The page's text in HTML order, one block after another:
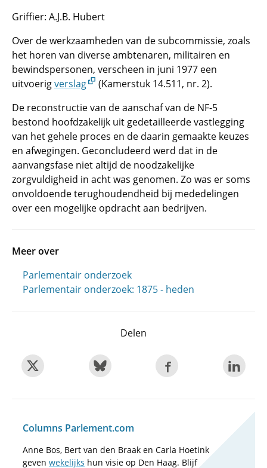
Griffier: A.J.B. Hubert
Over de werkzaamheden van de subcommissie, zoals
het horen van diverse ambtenaren, militairen en
bewindspersonen, verscheen in juni 1977 een
uitvoerigverslag
(Kamerstuk 14.511, nr. 2).
De reconstructie van de aanschaf van de NF-5
bestond hoofdzakelijk uit gedetailleerde vastlegging
van het gehele proces en de daarin gemaakte keuzes
en afwegingen. Geconcludeerd werd dat in de
aanvangsfase niet altijd de noodzakelijke
zorgvuldigheid in acht was genomen. Zo was er soms
onvoldoende terughoudendheid bij mededelingen
over een mogelijke opdracht aan bedrijven.
Meer over
Parlementair onderzoek
Parlementair onderzoek: 1875 - heden
Delen
Columns Parlement.com
Anne Bos, Bert van den Braak en Carla Hoetink
geven wekelijks hun visie op Den Haag. Blijf